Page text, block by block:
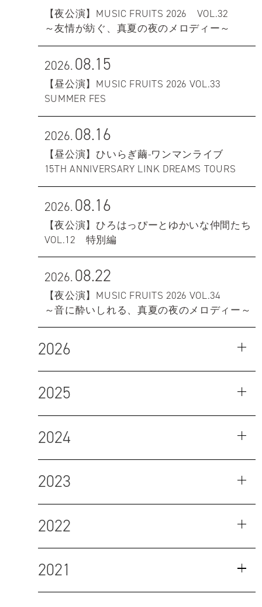
【夜公演】MUSIC FRUITS 2026 VOL.32
～友情が紡ぐ、真夏の夜のメロディー～
2026.08.15
【昼公演】MUSIC FRUITS 2026 VOL.33
SUMMER FES
2026.08.16
【昼公演】ひいらぎ繭-ワンマンライブ
15TH ANNIVERSARY LINK DREAMS TOURS
2026.08.16
【夜公演】ひろはっぴーとゆかいな仲間たち
VOL.12 特別編
2026.08.22
【夜公演】MUSIC FRUITS 2026 VOL.34
～音に酔いしれる、真夏の夜のメロディー～
2026
2025
2024
2023
2022
2021